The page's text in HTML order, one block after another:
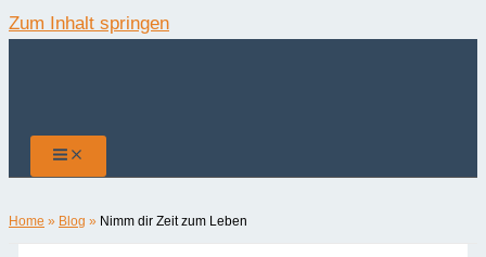
Zum Inhalt springen
Home » Blog » Nimm dir Zeit zum Leben